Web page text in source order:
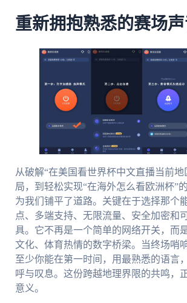
重新拥抱熟悉的赛场
从破解“在美国看世界杯中文直播当前地
局，到轻松实现“在海外怎么看欧洲杯”
为我们铺平了道路。关键在于选择那个
点、多端支持、无限流量、安全加密和
具。它不再是一个简单的网络开关，而
文化、体育热情的数字桥梁。当终场哨
至少你能在第一时间，用最熟悉的语言
呼与叹息。这份跨越地理界限的共鸣，
意义。